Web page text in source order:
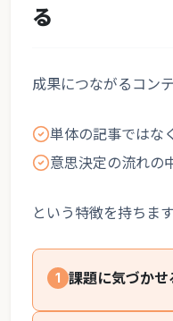
る
成果につながるコンテ
単体の記事ではな
意思決定の流れの
という特徴を持ちま
1 課題に気づかせ